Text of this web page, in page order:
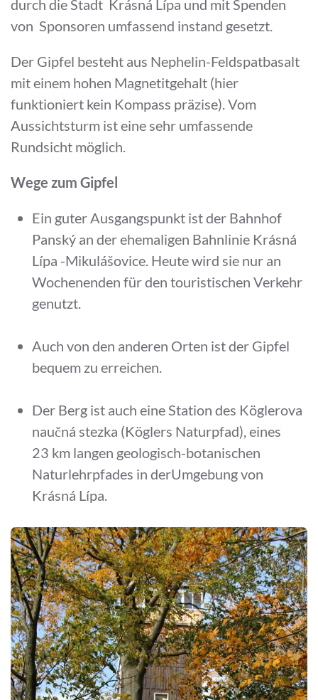
durch die Stadt Krásná Lípa und mit Spenden
von Sponsoren umfassend instand gesetzt.
Der Gipfel besteht aus Nephelin-Feldspatbasalt
mit einem hohen Magnetitgehalt (hier
funktioniert kein Kompass präzise). Vom
Aussichtsturm ist eine sehr umfassende
Rundsicht möglich.
Wege zum Gipfel
Ein guter Ausgangspunkt ist der Bahnhof
Panský an der ehemaligen Bahnlinie Krásná
Lípa -Mikulášovice. Heute wird sie nur an
Wochenenden für den touristischen Verkehr
genutzt.
Auch von den anderen Orten ist der Gipfel
bequem zu erreichen.
Der Berg ist auch eine Station des Köglerova
naučná stezka (Köglers Naturpfad), eines
23 km langen geologisch-botanischen
Naturlehrpfades in derUmgebung von
Krásná Lípa.